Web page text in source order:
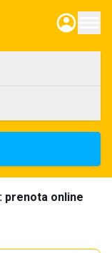
prenota online